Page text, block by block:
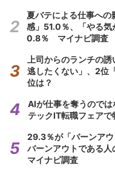
夏バテによる仕事へ
感」51.0％、「やる
0.8％ マイナビ調査
上司からのランチの
逃したくない」、2位
位は？
AIが仕事を奪うので
テックIT転職フェアで
29.3％が「バーンア
バーンアウトである
マイナビ調査